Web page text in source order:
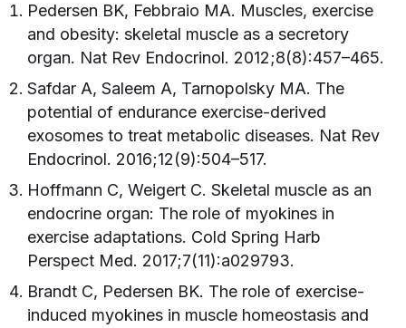
Pedersen BK, Febbraio MA. Muscles, exercise
and obesity: skeletal muscle as a secretory
organ. Nat Rev Endocrinol. 2012;8(8):457–465.
Safdar A, Saleem A, Tarnopolsky MA. The
potential of endurance exercise-derived
exosomes to treat metabolic diseases. Nat Rev
Endocrinol. 2016;12(9):504–517.
Hoffmann C, Weigert C. Skeletal muscle as an
endocrine organ: The role of myokines in
exercise adaptations. Cold Spring Harb
Perspect Med. 2017;7(11):a029793.
Brandt C, Pedersen BK. The role of exercise-
induced myokines in muscle homeostasis and